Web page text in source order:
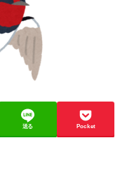
送る Pocket